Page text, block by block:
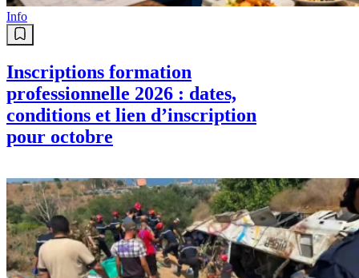
Info
Inscriptions formation
professionnelle 2026 : dates,
conditions et lien d’inscription
pour octobre